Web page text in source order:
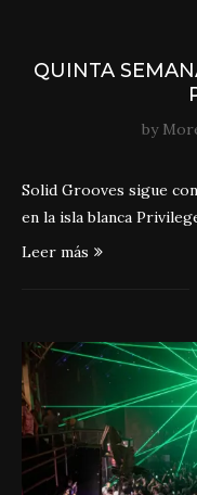
QUINTA
by
Solid Grooves sigue
en la isla blanca
Leer más